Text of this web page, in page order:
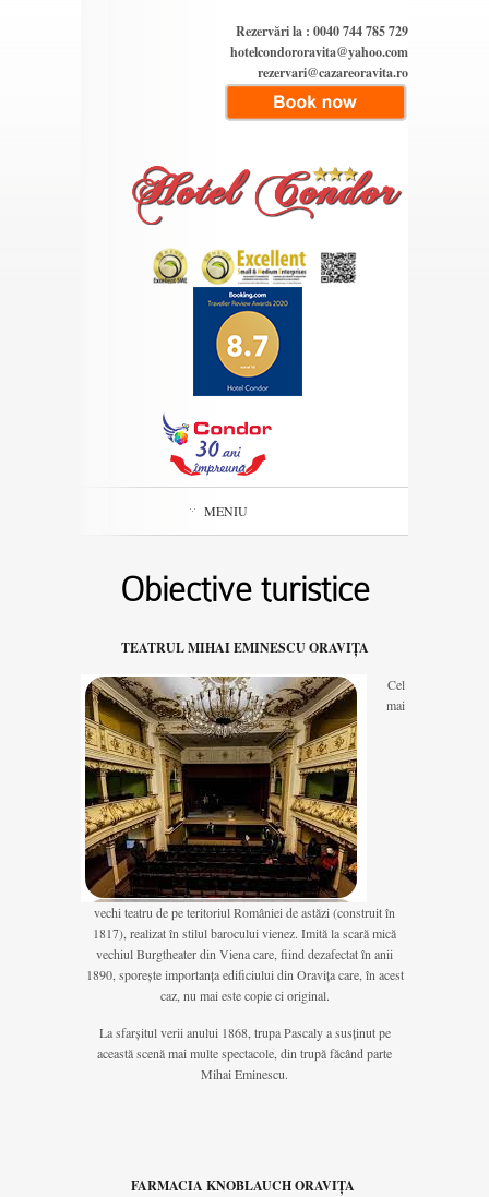
Rezervări la : 0040 744 785 729
hotelcondororavita@yahoo.com
rezervari@cazareoravita.ro
MENIU
Obiective turistice
TEATRUL MIHAI EMINESCU ORAVIȚA
Cel
mai
vechi teatru de pe teritoriul României de astăzi (construit în
1817), realizat în stilul barocului vienez. Imită la scară mică
vechiul Burgtheater din Viena care, fiind dezafectat în anii
1890, sporește importanța edificiului din Oravița care, în acest
caz, nu mai este copie ci original.
La sfarșitul verii anului 1868, trupa Pascaly a susținut pe
această scenă mai multe spectacole, din trupă făcând parte
Mihai Eminescu.
FARMACIA KNOBLAUCH ORAVIȚA